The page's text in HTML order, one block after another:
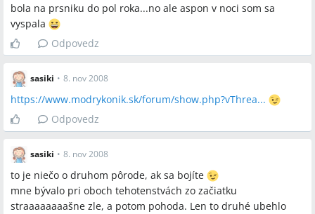
bola na prsniku do pol roka...no ale aspon v noci som sa
vyspala
Odpovedz
sasiki • 8. nov 2008
https://www.modrykonik.sk/forum/show.php?vThrea...
Odpovedz
sasiki • 8. nov 2008
to je niečo o druhom pôrode, ak sa bojíte
mne bývalo pri oboch tehotenstvách zo začiatku
straaaaaaaašne zle, a potom pohoda. Len to druhé ubehlo